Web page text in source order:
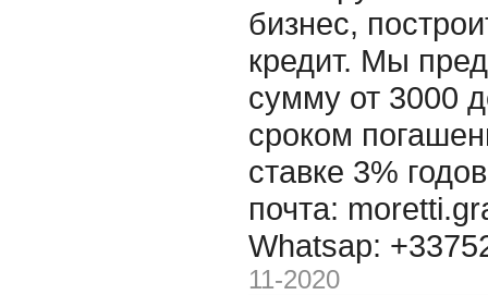
бизнес,
кредит. Мы
сумму от 3000
сроком
ставке 3%
почта:
Whatsap:
11-2020